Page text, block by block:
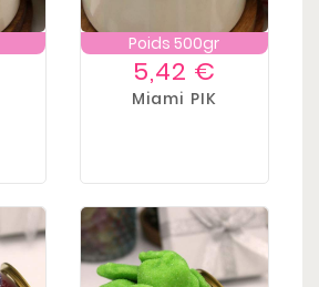
Poids 500gr
Prix
5,42 €
Miami PIK